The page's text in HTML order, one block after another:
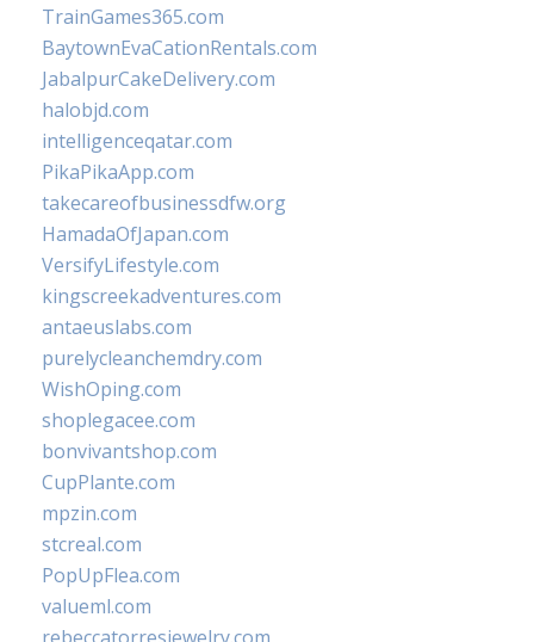
TrainGames365.com
BaytownEvaCationRentals.com
JabalpurCakeDelivery.com
halobjd.com
intelligenceqatar.com
PikaPikaApp.com
takecareofbusinessdfw.org
HamadaOfJapan.com
VersifyLifestyle.com
kingscreekadventures.com
antaeuslabs.com
purelycleanchemdry.com
WishOping.com
shoplegacee.com
bonvivantshop.com
CupPlante.com
mpzin.com
stcreal.com
PopUpFlea.com
valueml.com